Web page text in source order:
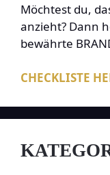
Möchtest du,
anzieht? Dann
bewährte
CHECKLISTE